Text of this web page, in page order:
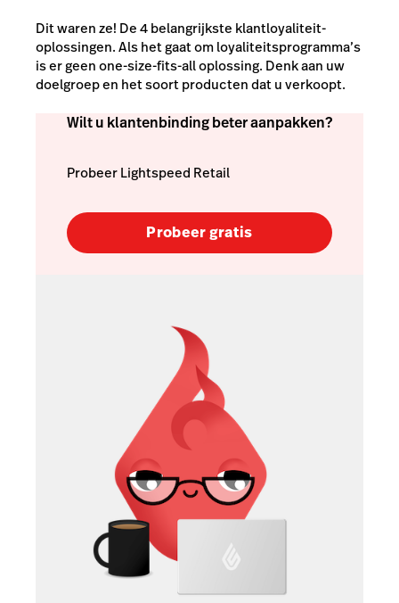
Dit waren ze! De 4 belangrijkste klantloyaliteit-
oplossingen. Als het gaat om loyaliteitsprogramma’s
is er geen one-size-fits-all oplossing. Denk aan uw
doelgroep en het soort producten dat u verkoopt.
Wilt u klantenbinding beter aanpakken?
Probeer Lightspeed Retail
Probeer gratis